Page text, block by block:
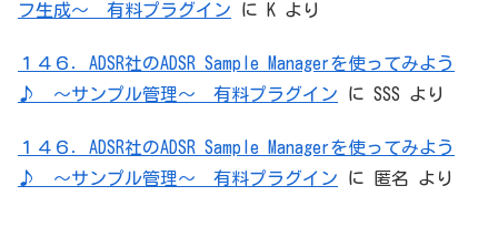
フ生成～ 有料プラグイン に K より
１４６．ADSR社のADSR Sample Managerを使ってみよう
♪ ～サンプル管理～ 有料プラグイン に SSS より
１４６．ADSR社のADSR Sample Managerを使ってみよう
♪ ～サンプル管理～ 有料プラグイン に 匿名 より